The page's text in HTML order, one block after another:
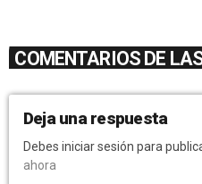
COMENTARIOS DE
Deja una respuesta
Debes iniciar sesión para
ahora